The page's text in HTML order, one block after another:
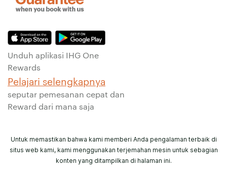
Unduh aplikasi IHG One
Rewards
Pelajari selengkapnya
seputar pemesanan cepat dan
Reward dari mana saja
Untuk memastikan bahwa kami memberi Anda pengalaman terbaik di
situs web kami, kami menggunakan terjemahan mesin untuk sebagian
konten yang ditampilkan di halaman ini.